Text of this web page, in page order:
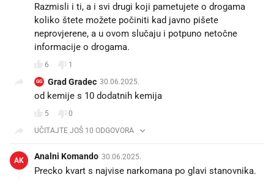
Razmisli i ti, a i svi drugi koji pametujete o drogama
koliko štete možete počiniti kad javno pišete
neprovjerene, a u ovom slučaju i potpuno netočne
informacije o drogama.
6 1
GG Grad Gradec 30.06.2025.
od kemije s 10 dodatnih kemija
5
0
UČITAJTE JOŠ 10 ODGOVORA
AK Analni Komando 30.06.2025.
Precko kvart s najvise narkomana po glavi stanovnika.